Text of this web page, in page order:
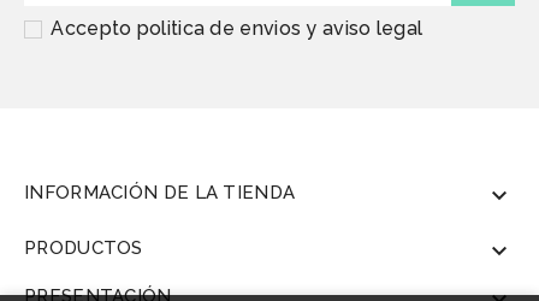
Accepto politica de envios y aviso legal
INFORMACIÓN DE LA TIENDA 
PRODUCTOS 
PRESENTACIÓN